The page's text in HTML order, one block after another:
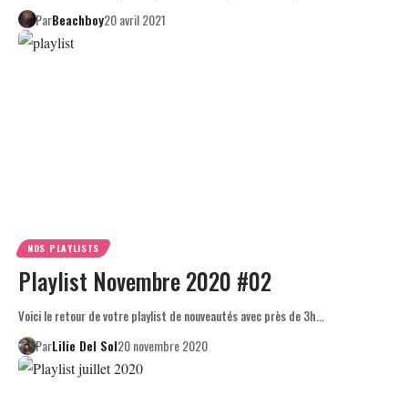
ParBeachboy20 avril 2021
NOS PLAYLISTS
Playlist Novembre 2020 #02
Voici le retour de votre playlist de nouveautés avec près de 3h…
ParLilie Del Sol20 novembre 2020